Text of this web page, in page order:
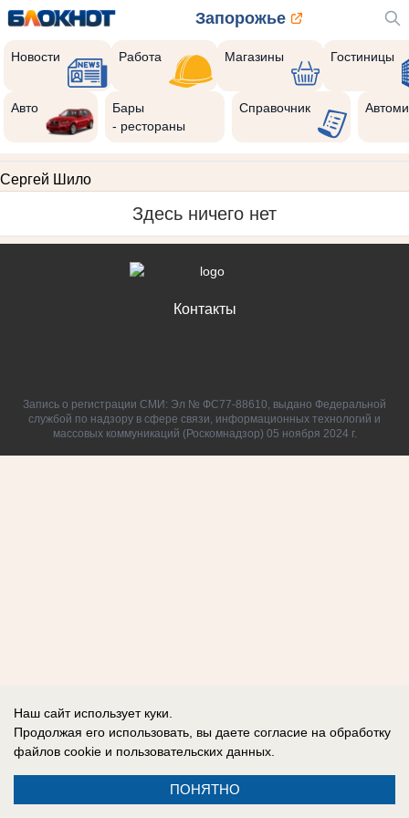
Запорожье
Новости Работа Магазины Гостиницы
Авто
Бары
- рестораны
Справочник
Сергей Шило
Здесь ничего нет
Контакты
Запись о регистрации СМИ: Эл № ФС77-88610, выдано Федеральной
службой по надзору в сфере связи, информационных технологий и
массовых коммуникаций (Роскомнадзор) 05 ноября 2024 г.
Наш сайт использует куки.
Продолжая его использовать, вы даете согласие на обработку
файлов cookie и пользовательских данных.
ПОНЯТНО